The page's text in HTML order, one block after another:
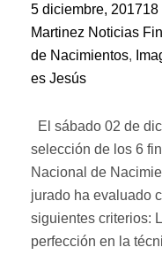
5 diciembre, 201718
Martinez Noticias
de Nacimientos,
es Jesús
El sábado 02 de
selección de los 6
Nacional de
jurado ha evaluado
siguientes criterios:
perfección en la